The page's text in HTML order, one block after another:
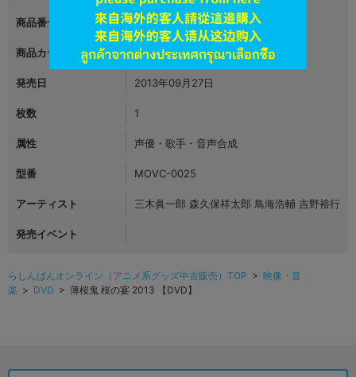
商品番号 L00495100
商品カテゴリ 映像・音楽
発売日 2013年09月27日
枚数 1
属性 声優・歌手・音声合成
型番 MOVC-0025
アーティスト 三木眞一郎 森久保祥太郎 鳥海浩輔 吉野裕行
発売イベント
らしんばんオンライン（アニメ系グッズ中古販売）TOP > 映像・音
楽 > DVD > 薄桜鬼 桜の宴 2013 【DVD】